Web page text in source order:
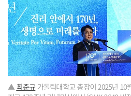
▲ 최준규 가톨릭대학교 총장이 2025년 10